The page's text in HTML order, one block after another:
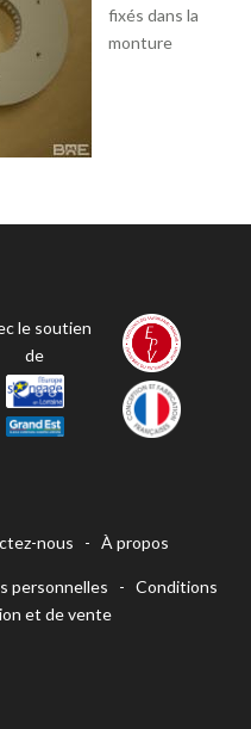
fixés dans la
monture
le soutien
de
nous - À propos
personnelles -Conditions
et de vente